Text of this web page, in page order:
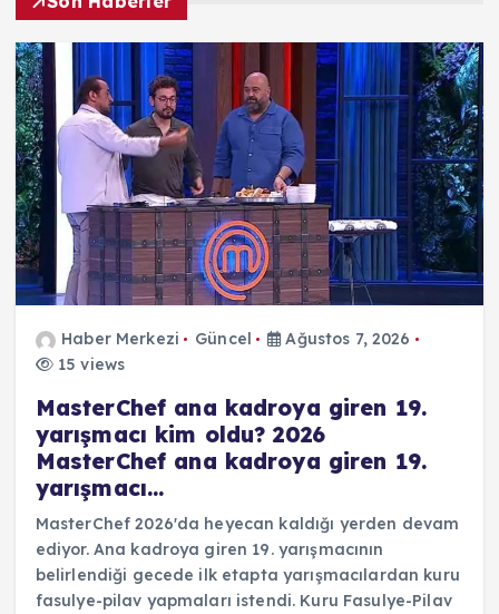
Haber Merkezi Güncel
Ağustos 7, 2026
15 views
MasterChef ana kadroya giren 19.
yarışmacı kim oldu? 2026
MasterChef ana kadroya giren 19.
yarışmacı…
MasterChef 2026'da heyecan kaldığı yerden devam
ediyor. Ana kadroya giren 19. yarışmacının
belirlendiği gecede ilk etapta yarışmacılardan kuru
fasulye-pilav yapmaları istendi. Kuru Fasulye-Pilav